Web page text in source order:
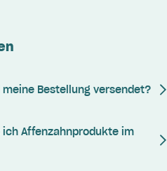
meine Bestellung versendet?
ich Affenzahnprodukte im